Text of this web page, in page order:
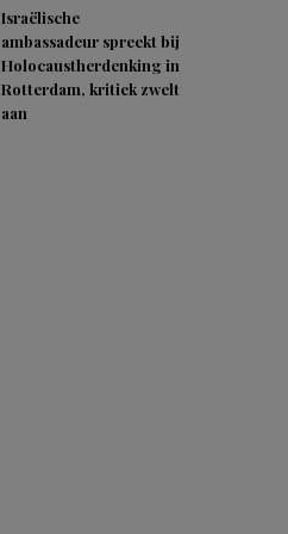
Israëlische
ambassadeur spreekt bij
Holocaustherdenking in
Rotterdam, kritiek zwelt
aan